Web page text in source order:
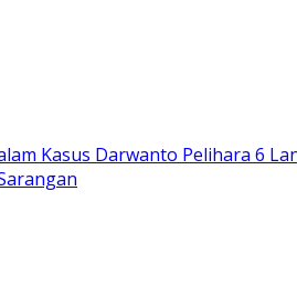
Kasus Darwanto Pelihara 6